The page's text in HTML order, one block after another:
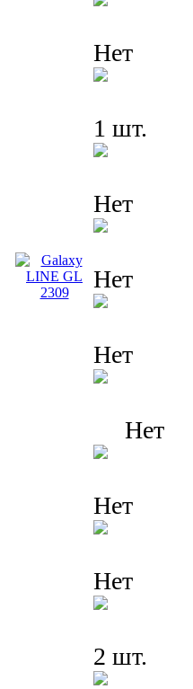
Нет
1 шт.
Нет
Нет
Нет
Нет
Нет
Нет
2 шт.